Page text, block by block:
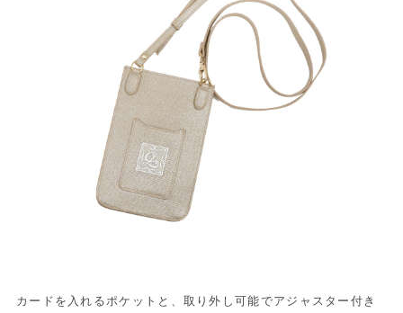
カードを入れるポケットと、取り外し可能でアジャスター付き